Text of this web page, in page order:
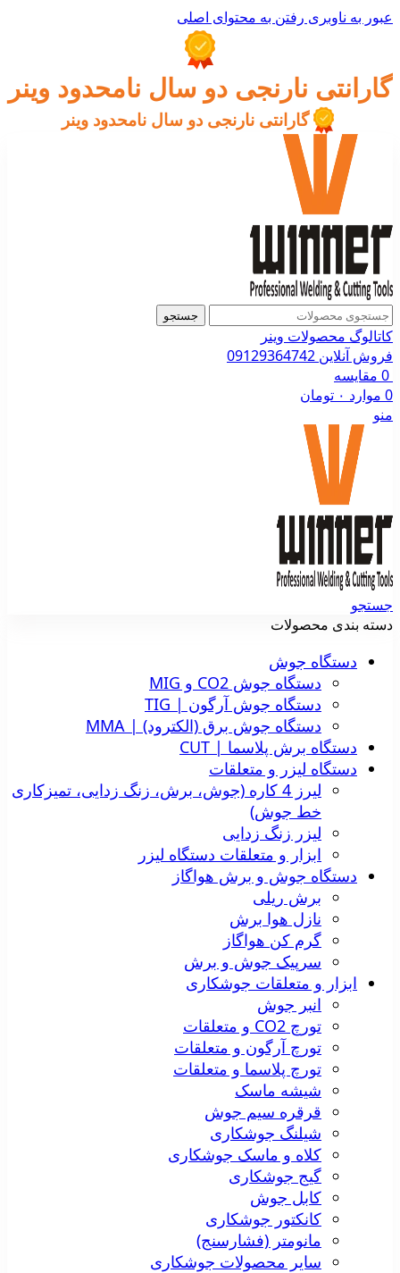
عبور به ناوبری رفتن به محتوای اصلی
گارانتی نارنجی دو سال نامحدود وینر
گارانتی نارنجی دو سال نامحدود وینر
جستجو
کاتالوگ محصولات وینر
فروش آنلاین 09129364742
0 مقایسه
0 موارد ۰ تومان
منو
جستجو
دسته بندی محصولات
دستگاه جوش
دستگاه جوش CO2 و MIG
دستگاه جوش آرگون | TIG
دستگاه جوش برق (الکترود) | MMA
دستگاه برش پلاسما | CUT
دستگاه لیزر و متعلقات
لیرز 4 کاره (جوش، برش، زنگ زدایی، تمیزکاری
خط جوش)
لیزر زنگ زدایی
ابزار و متعلقات دستگاه لیزر
دستگاه جوش و برش هواگاز
برش ریلی
نازل هوا برش
گرم کن هواگاز
سرپیک جوش و برش
ابزار و متعلقات جوشکاری
انبر جوش
تورچ CO2 و متعلقات
تورچ آرگون و متعلقات
تورچ پلاسما و متعلقات
شیشه ماسک
قرقره سیم جوش
شیلنگ جوشکاری
کلاه و ماسک جوشکاری
گیج جوشکاری
کابل جوش
کانکتور جوشکاری
مانومتر (فشارسنج)
سایر محصولات جوشکاری